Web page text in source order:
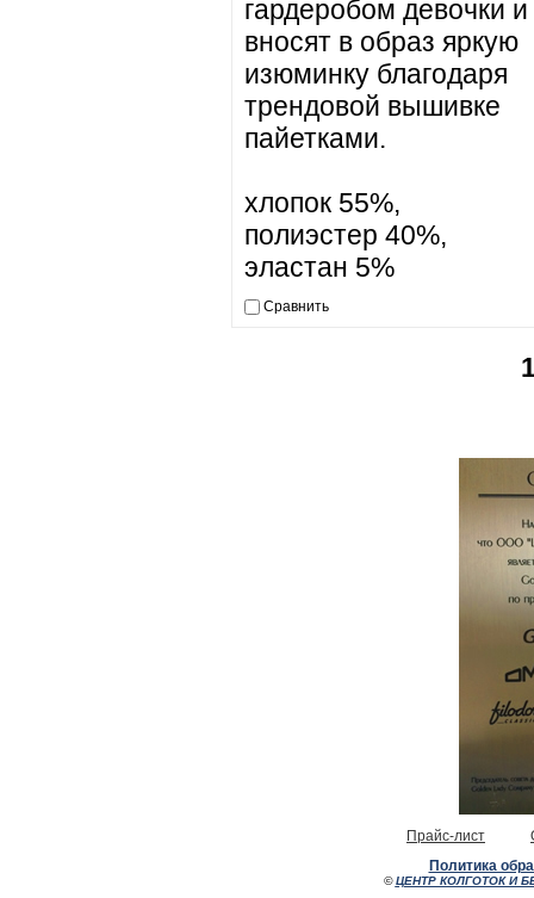
гардеробом девочки и
вносят в образ яркую
изюминку благодаря
трендовой вышивке
пайетками.
хлопок 55%,
полиэстер 40%,
эластан 5%
Сравнить
Прайс-лист
Политика
©ЦЕНТР КОЛГОТОК И